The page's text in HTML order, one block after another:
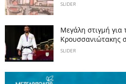
SLIDER
Μεγάλη στιγμή για
Κρουσσανιώτακης
SLIDER